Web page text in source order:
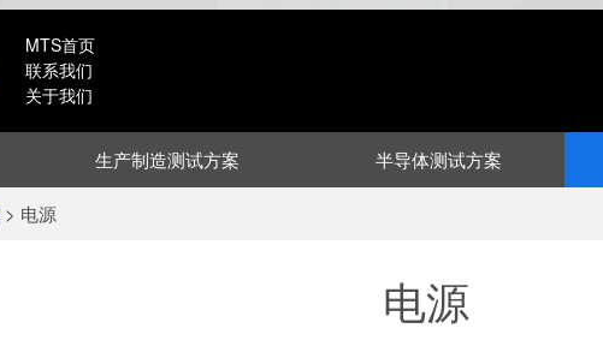
MTS首页
联系我们
关于我们
生产制造测试方案 半导体测试方案
> 电源
电源